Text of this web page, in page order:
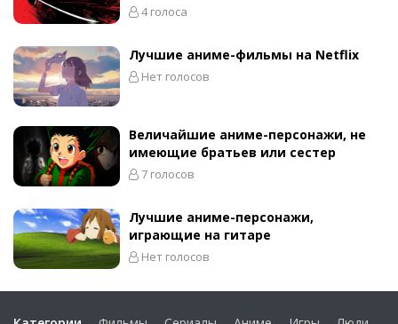
4 голоса
Лучшие аниме-фильмы на Netflix
Нет голосов
Величайшие аниме-персонажи, не
имеющие братьев или сестер
7 голосов
Лучшие аниме-персонажи,
играющие на гитаре
Нет голосов